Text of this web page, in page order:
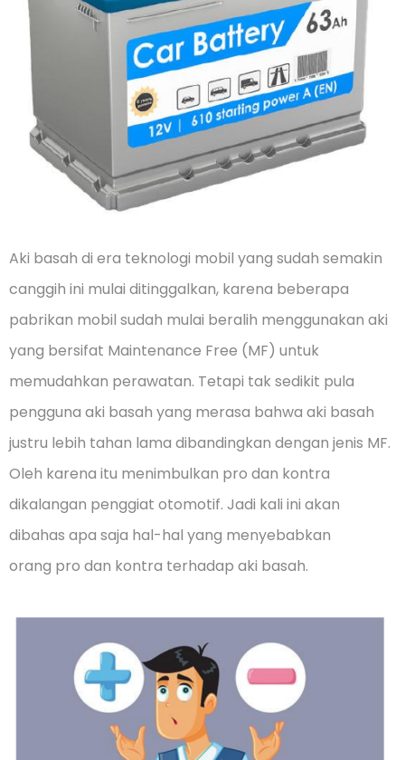
Aki basah di era teknologi mobil yang sudah semakin
canggih ini mulai ditinggalkan, karena beberapa
pabrikan mobil sudah mulai beralih menggunakan aki
yang bersifat Maintenance Free (MF) untuk
memudahkan perawatan. Tetapi tak sedikit pula
pengguna aki basah yang merasa bahwa aki basah
justru lebih tahan lama dibandingkan dengan jenis MF.
Oleh karena itu menimbulkan pro dan kontra
dikalangan penggiat otomotif. Jadi kali ini akan
dibahas apa saja hal-hal yang menyebabkan
orang pro dan kontra terhadap aki basah.